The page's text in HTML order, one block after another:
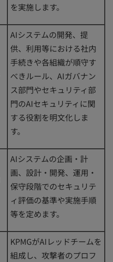
を実施します。
AIシステムの開発、提
供、利用等における社内
手続きや各組織が順守す
べきルール、AIガバナン
ス部門やセキュリティ部
門のAIセキュリティに関
する役割を明文化しま
す。
AIシステムの企画・計
画、設計・開発、運用・
保守段階でのセキュリテ
ィ評価の基準や実施手順
等を定めます。
KPMGがAIレッドチームを
組成し、攻撃者のプロフ